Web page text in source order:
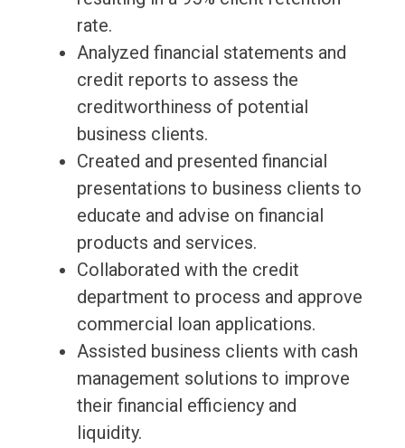
rate.
Analyzed financial statements and
credit reports to assess the
creditworthiness of potential
business clients.
Created and presented financial
presentations to business clients to
educate and advise on financial
products and services.
Collaborated with the credit
department to process and approve
commercial loan applications.
Assisted business clients with cash
management solutions to improve
their financial efficiency and
liquidity.